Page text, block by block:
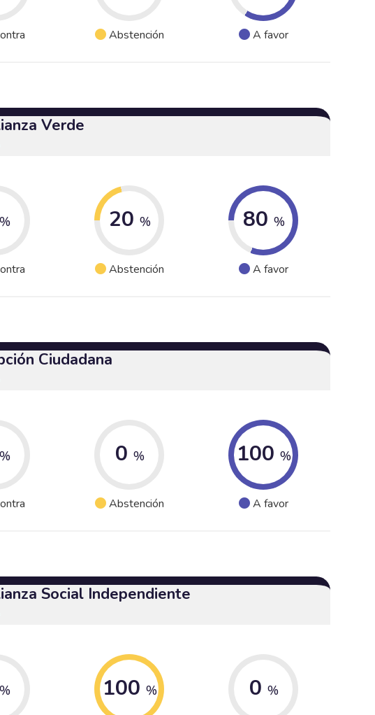
Abstención A favor
Verde
% 20 %
Abstención
80 %
A favor
Ciudadana
% 0 %
Abstención
100 %
A favor
Social Independiente
% 100 % 0 %